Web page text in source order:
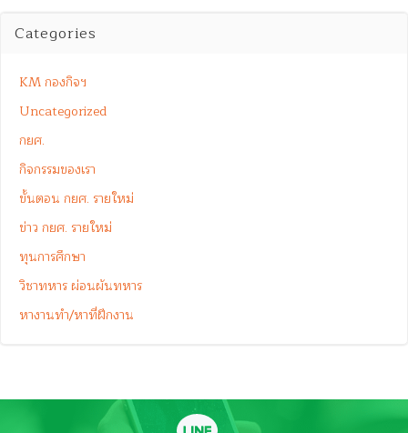
Categories
KM กองกิจฯ
Uncategorized
กยศ.
กิจกรรมของเรา
ขั้นตอน กยศ. รายใหม่
ข่าว กยศ. รายใหม่
ทุนการศึกษา
วิชาทหาร ผ่อนผันทหาร
หางานทำ/หาที่ฝึกงาน